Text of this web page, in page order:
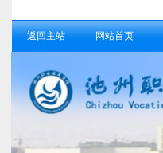
返回主站 网站首页